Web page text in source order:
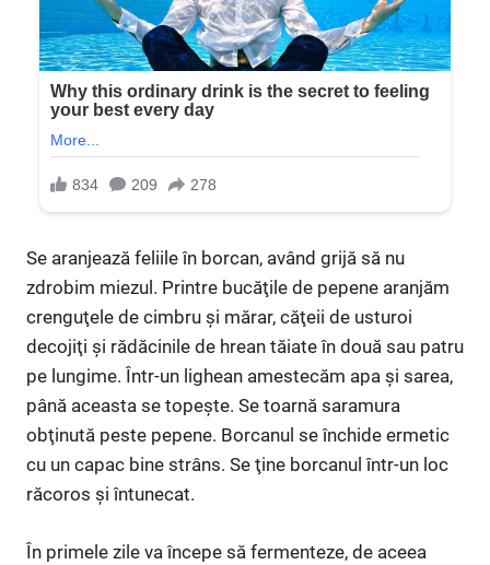
Se aranjează feliile în borcan, având grijă să nu
zdrobim miezul. Printre bucăţile de pepene aranjăm
crenguţele de cimbru şi mărar, căţeii de usturoi
decojiţi şi rădăcinile de hrean tăiate în două sau patru
pe lungime. Într-un lighean amestecăm apa şi sarea,
până aceasta se topeşte. Se toarnă saramura
obţinută peste pepene. Borcanul se închide ermetic
cu un capac bine strâns. Se ţine borcanul într-un loc
răcoros şi întunecat.
În primele zile va începe să fermenteze, de aceea